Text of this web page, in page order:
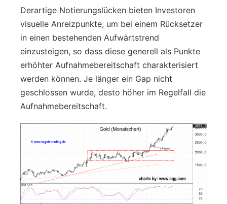
Derartige Notierungslücken bieten Investoren
visuelle Anreizpunkte, um bei einem Rücksetzer
in einen bestehenden Aufwärtstrend
einzusteigen, so dass diese generell als Punkte
erhöhter Aufnahmebereitschaft charakterisiert
werden können. Je länger ein Gap nicht
geschlossen wurde, desto höher im Regelfall die
Aufnahmebereitschaft.